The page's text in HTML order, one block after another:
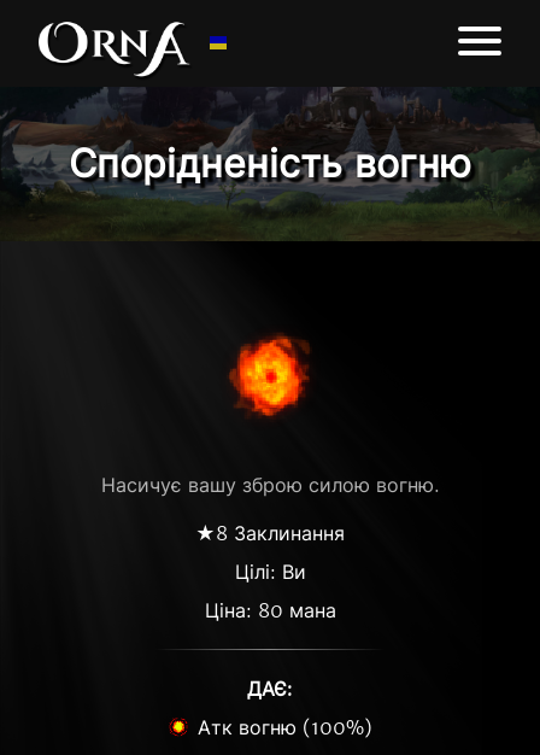
Спорідненість вогню
Насичує вашу зброю силою вогню.
★8 Заклинання
Цілі: Ви
Ціна: 80 мана
ДАЄ:
Атк вогню (100%)